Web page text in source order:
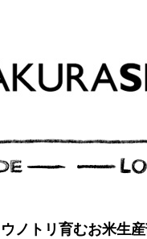
ノトリ育むお米生